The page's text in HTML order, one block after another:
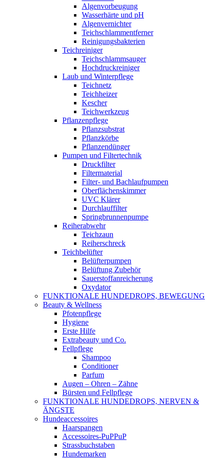
Algenvorbeugung
Wasserhärte und pH
Algenvernichter
Teichschlammentferner
Reinigungsbakterien
Teichreiniger
Teichschlammsauger
Hochdruckreiniger
Laub und Winterpflege
Teichnetz
Teichheizer
Kescher
Teichwerkzeug
Pflanzenpflege
Pflanzsubstrat
Pflanzkörbe
Pflanzendünger
Pumpen und Filtertechnik
Druckfilter
Filtermaterial
Filter- und Bachlaufpumpen
Oberflächenskimmer
UVC Klärer
Durchlauffilter
Springbrunnenpumpe
Reiherabwehr
Teichzaun
Reiherschreck
Teichbelüfter
Belüfterpumpen
Belüftung Zubehör
Sauerstoffanreicherung
Oxydator
FUNKTIONALE HUNDEDROPS, BEWEGUNG
Beauty & Wellness
Pfotenpflege
Hygiene
Erste Hilfe
Extrabeauty und Co.
Fellpflege
Shampoo
Conditioner
Parfum
Augen – Ohren – Zähne
Bürsten und Fellpflege
FUNKTIONALE HUNDEDROPS, NERVEN &
ÄNGSTE
Hundeaccessoires
Haarspangen
Accessoires-PuPPuP
Strassbuchstaben
Hundemarken